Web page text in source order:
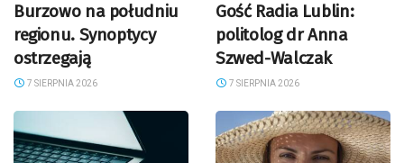
Burzowo na południu
regionu. Synoptycy
ostrzegają
7 SIERPNIA 2026
Gość Radia Lublin:
politolog dr Anna
Szwed-Walczak
7 SIERPNIA 2026